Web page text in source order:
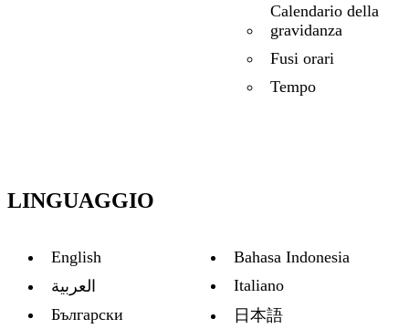
Calendario della
gravidanza
Fusi orari
Tempo
LINGUAGGIO
English
العربية
Български
Bahasa Indonesia
Italiano
日本語